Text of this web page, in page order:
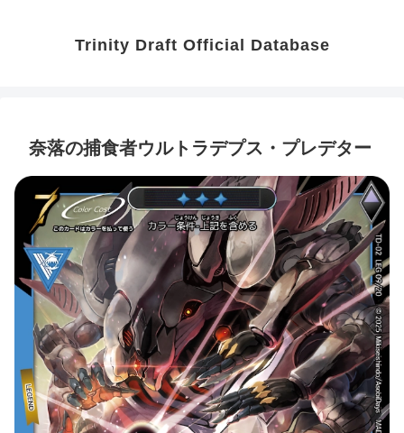
Trinity Draft Official Database
奈落の捕食者ウルトラデプス・プレデター